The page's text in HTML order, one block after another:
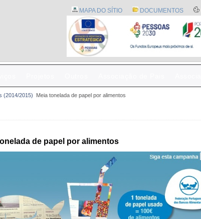
MAPA DO SÍTIO DOCUMENTOS
(2014/2015) Meia tonelada de papel por alimentos
de papel por alimentos